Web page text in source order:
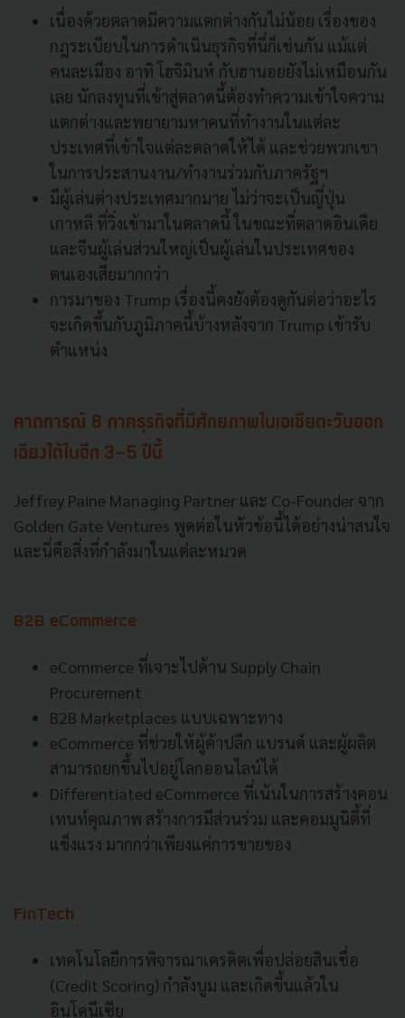
เนื่องด้วยตลาดมีความแตกต่างกันไม่น้อย เรื่องของ
กฎระเบียบในการดำเนินธุรกิจที่นี่ก็เช่นกัน แม้แต่
คนละเมือง อาทิ โฮจิมินห์ กับฮานอยยังไม่เหมือนกัน
เลย นักลงทุนที่เข้าสู่ตลาดนี้ต้องทำความเข้าใจความ
แตกต่างและพยายามหาคนที่ทำงานในแต่ละ
ประเทศที่เข้าใจแต่ละตลาดให้ได้ และช่วยพวกเขา
ในการประสานงาน/ทำงานร่วมกับภาครัฐฯ
มีผู้เล่นต่างประเทศมากมาย ไม่ว่าจะเป็นญี่ปุ่น
เกาหลี ที่วิ่งเข้ามาในตลาดนี้ ในขณะที่ตลาดอินเดีย
และจีนผู้เล่นส่วนใหญ่เป็นผู้เล่นในประเทศของ
ตนเองเสียมากกว่า
การมาของ Trump เรื่องนี้คงยังต้องดูกันต่อว่าอะไร
จะเกิดขึ้นกับภูมิภาคนี้บ้างหลังจาก Trump เข้ารับ
ตำแหน่ง
คาดการณ์ 8 ภาคธุรกิจที่มีศักยภาพในเอเชียตะวันออก
เฉียงใต้ในอีก 3-5 ปีนี้
Jeffrey Paine Managing Partner และ Co-Founder จาก
Golden Gate Ventures พูดต่อในหัวข้อนี้ได้อย่างน่าสนใจ
และนี่คือสิ่งที่กำลังมาในแต่ละหมวด
B2B eCommerce
eCommerce ที่เจาะไปด้าน Supply Chain
Procurement
B2B Marketplaces แบบเฉพาะทาง
eCommerce ที่ช่วยให้ผู้ค้าปลีก แบรนด์ และผู้ผลิต
สามารถยกขึ้นไปอยู่โลกออนไลน์ได้
Differentiated eCommerce ที่เน้นในการสร้างคอน
เทนท์คุณภาพ สร้างการมีส่วนร่วม และคอมมูนิตี้ที่
แข็งแรง มากกว่าเพียงแค่การขายของ
FinTech
เทคโนโลยีการพิจารณาเครดิตเพื่อปล่อยสินเชื่อ
(Credit Scoring) กำลังบูม และเกิดขึ้นแล้วใน
อินโดนีเซีย